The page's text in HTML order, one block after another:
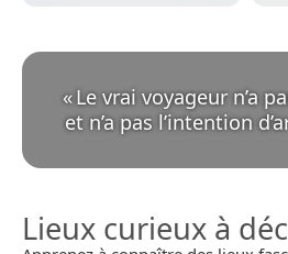
«Le vrai voyageur n’a
et n’a pas l’intention
Lieux curieux à